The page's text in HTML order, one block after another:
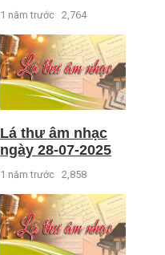
1 năm trước 2,764
Lá thư âm nhạc
ngày 28-07-2025
1 năm trước 2,858